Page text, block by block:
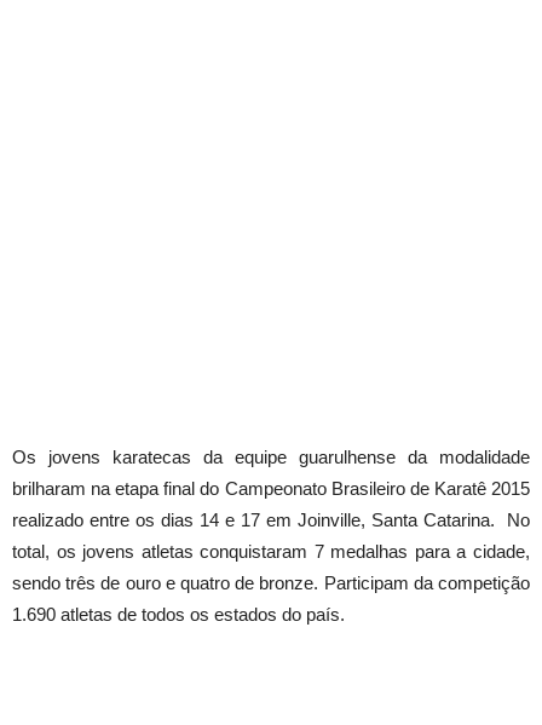
Os jovens karatecas da equipe guarulhense da modalidade
brilharam na etapa final do Campeonato Brasileiro de Karatê 2015
realizado entre os dias 14 e 17 em Joinville, Santa Catarina. No
total, os jovens atletas conquistaram 7 medalhas para a cidade,
sendo três de ouro e quatro de bronze. Participam da competição
1.690 atletas de todos os estados do país.